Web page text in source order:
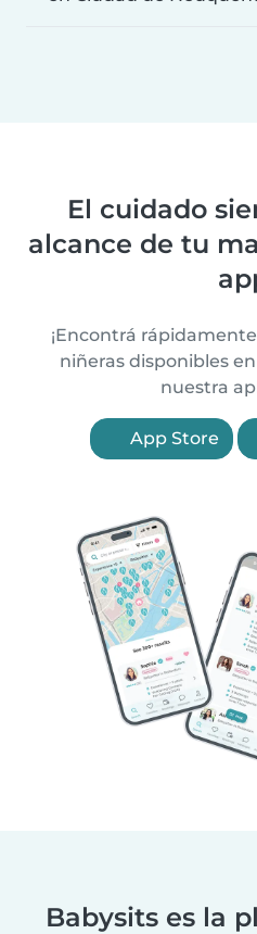
El cuidado
alcance de tu
¡Encontrá
niñeras disponibles
nuestra
App Store
Babysits es la